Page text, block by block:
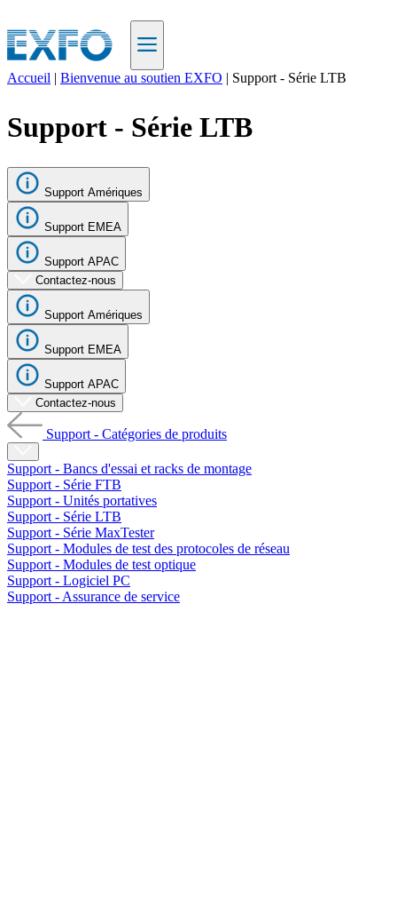
Produits
Soutien
Services
Acheter
Ressources
Contactez-
nous
S'enregistrer
Se
connecter
Entreprise
Emploi
Partenaires
Fournisseurs
Accueil | Bienvenue au soutien EXFO | Support - Série LTB
Support - Série LTB
Support Amériques
Support EMEA
Support APAC
Contactez-nous
Support Amériques
Support EMEA
Support APAC
Contactez-nous
Support - Catégories de produits
Support - Bancs d'essai et racks de montage
Support - Série FTB
Support - Unités portatives
Support - Série LTB
Support - Série MaxTester
Support - Modules de test des protocoles de réseau
Support - Modules de test optique
Support - Logiciel PC
Support - Assurance de service